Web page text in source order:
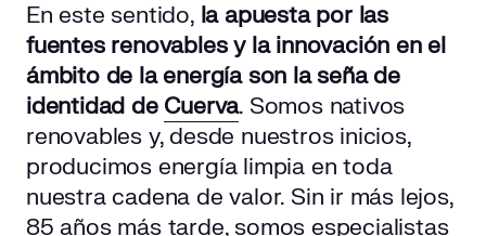
En este sentido, la apuesta por las
fuentes renovables y la innovación en el
ámbito de la energía son la seña de
identidad de Cuerva. Somos nativos
renovables y, desde nuestros inicios,
producimos energía limpia en toda
nuestra cadena de valor. Sin ir más lejos,
85 años más tarde, somos especialistas